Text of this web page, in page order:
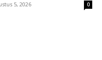
5, 2026 0